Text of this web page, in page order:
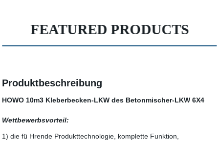
FEATURED PRODUCTS
Produktbeschreibung
HOWO 10m3 Kleberbecken-LKW des Betonmischer-LKW 6X4
Wettbewerbsvorteil:
1) die fü Hrende Produkttechnologie, komplette Funktion,